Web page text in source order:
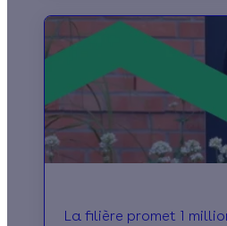
La filière promet 1